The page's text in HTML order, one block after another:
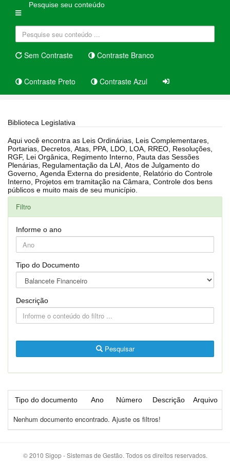
Pesquise seu conteúdo
Sem Contraste Contraste Branco
Contraste Preto Contraste Azul
Biblioteca Legislativa
Aqui você encontra as Leis Ordinárias, Leis Complementares,
Portarias, Decretos, Atas, PPA, LDO, LOA, RREO, Resoluções,
RGF, Lei Orgânica, Regimento Interno, Pauta das Sessões
Plenárias, Regulamentação da LAI, Atos de Julgamento do
Governo, Agenda Externa do presidente, Relatório do Controle
Interno, Projetos em tramitação na Câmara, Controle dos bens
públicos e muito mais de seu município.
Filtro
Informe o ano
Tipo do Documento
Descrição
Pesquisar
Tipo do documento Ano Número Descrição Arquivo
Nenhum documento encontrado. Ajuste os filtros!
© 2010 Sigop - Sistemas de Gestão. Todos os direitos reservados.